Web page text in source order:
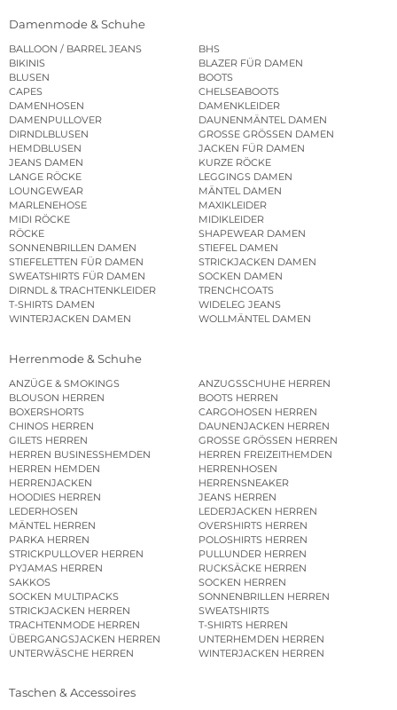
Damenmode & Schuhe
BALLOON / BARREL JEANS
BHS
BIKINIS
BLAZER FÜR DAMEN
BLUSEN
BOOTS
CAPES
CHELSEABOOTS
DAMENHOSEN
DAMENKLEIDER
DAMENPULLOVER
DAUNENMÄNTEL DAMEN
DIRNDLBLUSEN
GROSSE GRÖSSEN DAMEN
HEMDBLUSEN
JACKEN FÜR DAMEN
JEANS DAMEN
KURZE RÖCKE
LANGE RÖCKE
LEGGINGS DAMEN
LOUNGEWEAR
MÄNTEL DAMEN
MARLENEHOSE
MAXIKLEIDER
MIDI RÖCKE
MIDIKLEIDER
RÖCKE
SHAPEWEAR DAMEN
SONNENBRILLEN DAMEN
STIEFEL DAMEN
STIEFELETTEN FÜR DAMEN
STRICKJACKEN DAMEN
SWEATSHIRTS FÜR DAMEN
SOCKEN DAMEN
DIRNDL & TRACHTENKLEIDER
TRENCHCOATS
T-SHIRTS DAMEN
WIDELEG JEANS
WINTERJACKEN DAMEN
WOLLMÄNTEL DAMEN
Herrenmode & Schuhe
ANZÜGE & SMOKINGS
ANZUGSSCHUHE HERREN
BLOUSON HERREN
BOOTS HERREN
BOXERSHORTS
CARGOHOSEN HERREN
CHINOS HERREN
DAUNENJACKEN HERREN
GILETS HERREN
GROSSE GRÖSSEN HERREN
HERREN BUSINESSHEMDEN
HERREN FREIZEITHEMDEN
HERREN HEMDEN
HERRENHOSEN
HERRENJACKEN
HERRENSNEAKER
HOODIES HERREN
JEANS HERREN
LEDERHOSEN
LEDERJACKEN HERREN
MÄNTEL HERREN
OVERSHIRTS HERREN
PARKA HERREN
POLOSHIRTS HERREN
STRICKPULLOVER HERREN
PULLUNDER HERREN
PYJAMAS HERREN
RUCKSÄCKE HERREN
SAKKOS
SOCKEN HERREN
SOCKEN MULTIPACKS
SONNENBRILLEN HERREN
STRICKJACKEN HERREN
SWEATSHIRTS
TRACHTENMODE HERREN
T-SHIRTS HERREN
ÜBERGANGSJACKEN HERREN
UNTERHEMDEN HERREN
UNTERWÄSCHE HERREN
WINTERJACKEN HERREN
Taschen & Accessoires